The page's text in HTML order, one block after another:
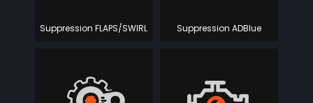
Suppression FLAPS/SWIRL Suppression ADBlue